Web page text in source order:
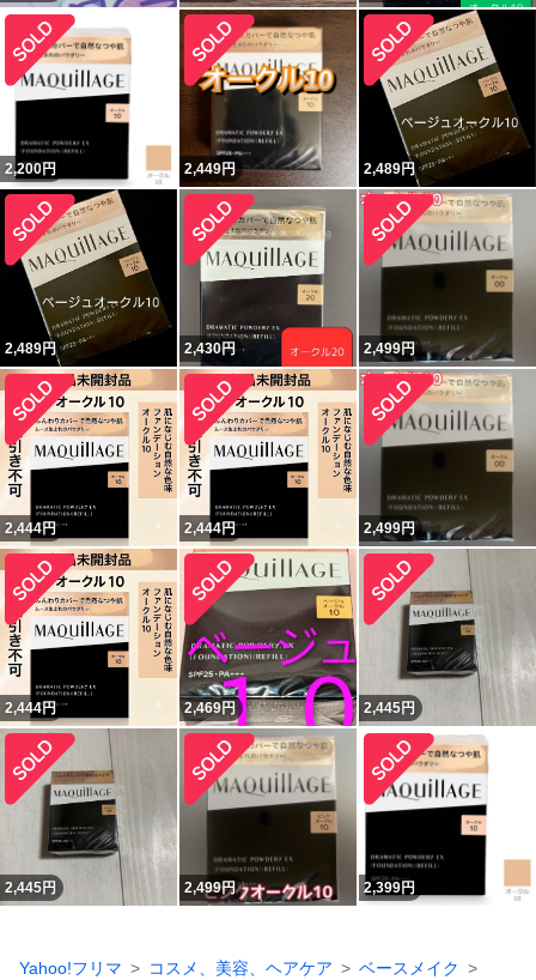
2,200円 2,449円 2,489円
2,489円 2,430円 2,499円
2,444円 2,444円 2,499円
2,444円 2,469円 2,445円
2,445円 2,499円 2,399円
Yahoo!フリマ コスメ、美容、ヘアケア
ベースメイク